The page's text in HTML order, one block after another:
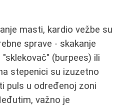
masti, kardio vežbe su
sprave - skakanje
(burpees) ili
stepenici su izuzetno
puls u određenoj zoni
važno je